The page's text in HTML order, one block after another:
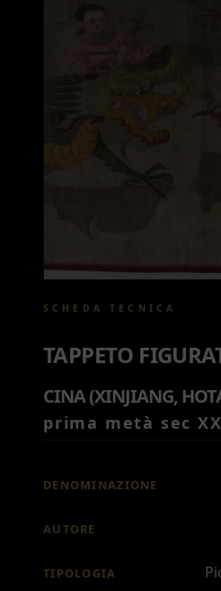
SCHEDA TECNICA
TAPPETO
CINA (XINJIANG,
prima metà sec XX
DENOMINAZIONE
AUTORE
TIPOLOGIA